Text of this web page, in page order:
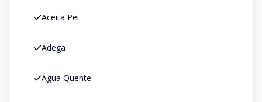
Aceita Pet
Adega
Água Quente